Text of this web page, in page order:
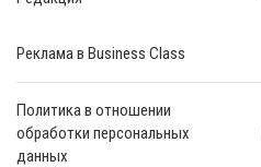
Реклама в Business Class
Политика в отношении
обработки персональных
данных